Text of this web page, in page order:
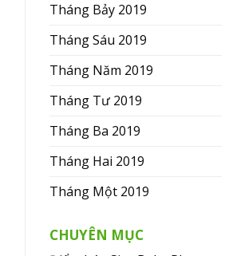
Tháng Bảy 2019
Tháng Sáu 2019
Tháng Năm 2019
Tháng Tư 2019
Tháng Ba 2019
Tháng Hai 2019
Tháng Một 2019
CHUYÊN MỤC